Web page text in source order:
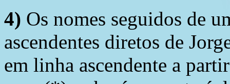
4) Os nomes seguidos de
ascendentes diretos de
em linha ascendente a